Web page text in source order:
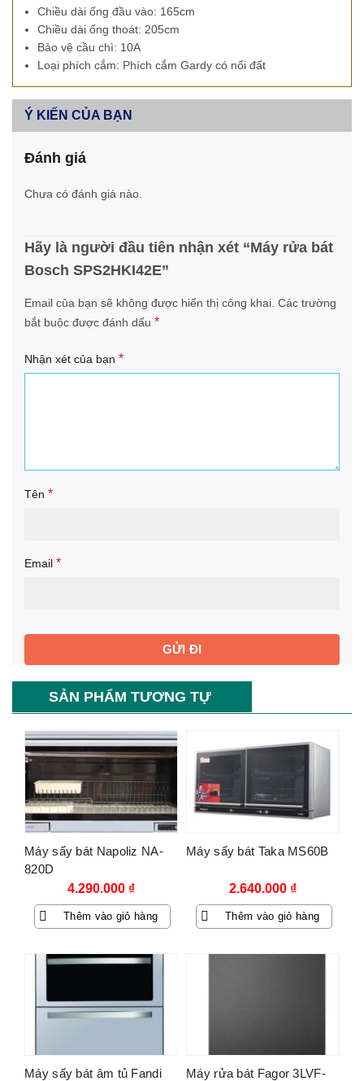
Chiều dài ống đầu vào: 165cm
Chiều dài ống thoát: 205cm
Bảo vệ cầu chì: 10A
Loại phích cắm: Phích cắm Gardy có nối đất
Ý KIẾN CỦA BẠN
Đánh giá
Chưa có đánh giá nào.
Hãy là người đầu tiên nhận xét “Máy rửa bát
Bosch SPS2HKI42E”
Email của bạn sẽ không được hiển thị công khai. Các trường
bắt buộc được đánh dấu *
Nhận xét của bạn *
Tên *
Email *
SẢN PHẨM TƯƠNG TỰ
Máy sấy bát Napoliz NA-
820D
4.290.000 ₫
Thêm vào giỏ hàng
Máy sấy bát Taka MS60B
2.640.000 ₫
Thêm vào giỏ hàng
Máy sấy bát âm tủ Fandi
Máy rửa bát Fagor 3LVF-